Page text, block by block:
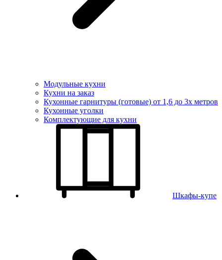
Модульные кухни
Кухни на заказ
Кухонные гарнитуры (готовые) от 1,6 до 3х метров
Кухонные уголки
Комплектующие для кухни
Шкафы-купе